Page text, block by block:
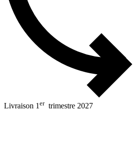
Livraison 1ertrimestre 2027